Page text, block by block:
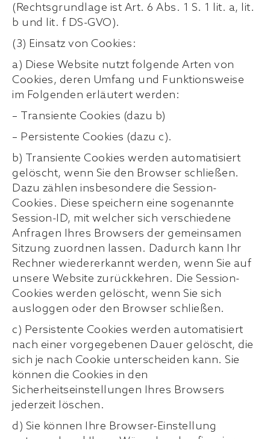
(Rechtsgrundlage ist Art. 6 Abs. 1 S. 1 lit. a, lit.
b und lit. f DS-GVO).
(3) Einsatz von Cookies:
a) Diese Website nutzt folgende Arten von
Cookies, deren Umfang und Funktionsweise
im Folgenden erläutert werden:
– Transiente Cookies (dazu b)
– Persistente Cookies (dazu c).
b) Transiente Cookies werden automatisiert
gelöscht, wenn Sie den Browser schließen.
Dazu zählen insbesondere die Session-
Cookies. Diese speichern eine sogenannte
Session-ID, mit welcher sich verschiedene
Anfragen Ihres Browsers der gemeinsamen
Sitzung zuordnen lassen. Dadurch kann Ihr
Rechner wiedererkannt werden, wenn Sie auf
unsere Website zurückkehren. Die Session-
Cookies werden gelöscht, wenn Sie sich
ausloggen oder den Browser schließen.
c) Persistente Cookies werden automatisiert
nach einer vorgegebenen Dauer gelöscht, die
sich je nach Cookie unterscheiden kann. Sie
können die Cookies in den
Sicherheitseinstellungen Ihres Browsers
jederzeit löschen.
d) Sie können Ihre Browser-Einstellung